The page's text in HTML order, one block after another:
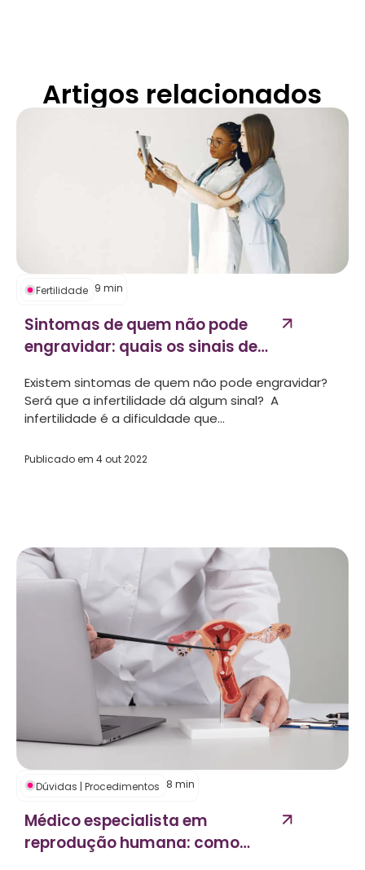
Artigos relacionados
Fertilidade 9 min
Sintomas de quem não pode
engravidar: quais os sinais de
Existem sintomas de quem não pode engravidar?
Será que a infertilidade dá algum sinal? A
infertilidade é a dificuldade que...
Publicado em 4 out 2022
Dúvidas | Procedimentos 8 min
Médico especialista em
reprodução humana: como